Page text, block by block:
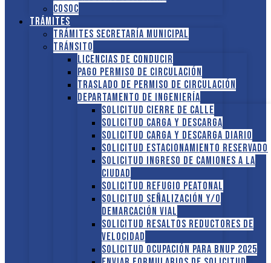
COSOC
Trámites
Trámites Secretaría Municipal
Tránsito
Licencias de conducir
Pago Permiso de Circulación
Traslado de Permiso de circulación
Departamento de Ingeniería
Solicitud Cierre de calle
Solicitud Carga y descarga
Solicitud Carga y descarga diario
Solicitud Estacionamiento reservado
Solicitud Ingreso de camiones a la
ciudad
Solicitud Refugio peatonal
Solicitud Señalización y/o
demarcación vial
Solicitud Resaltos reductores de
velocidad
Solicitud Ocupación para BNUP 2025